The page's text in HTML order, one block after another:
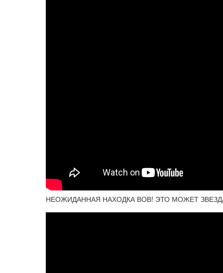
НЕОЖИДАННАЯ НАХОДКА ВОВ! ЭТО МОЖЕТ